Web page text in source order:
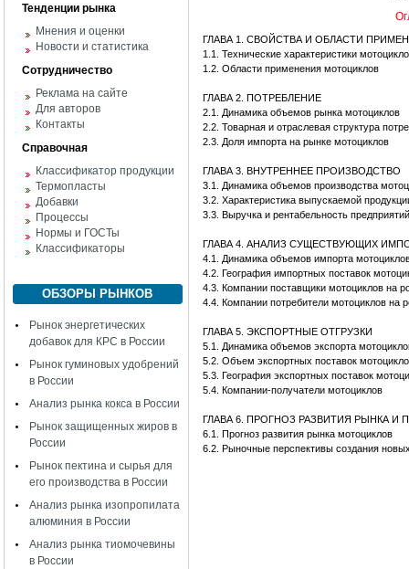
Тенденции рынка
Мнения и оценки
Новости и статистика
Сотрудничество
Реклама на сайте
Для авторов
Контакты
Справочная
Классификатор продукции
Термопласты
Добавки
Процессы
Нормы и ГОСТы
Классификаторы
ОБЗОРЫ РЫНКОВ
Рынок энергетических
добавок для КРС в России
Рынок гуминовых удобрений
в России
Анализ рынка кокса в России
Рынок защищенных жиров в
России
Рынок пектина и сырья для
его производства в России
Анализ рынка изопропилата
алюминия в России
Анализ рынка тиомочевины
в России
ГЛАВА 1. СВОЙСТВА И ОБЛАСТИ
1.1. Технические характеристики
1.2. Области применения мотоциклов
ГЛАВА 2. ПОТРЕБЛЕНИЕ
2.1. Динамика объемов рынка мотоциклов
2.2. Товарная и отраслевая структура
2.3. Доля импорта на рынке мотоциклов
ГЛАВА 3. ВНУТРЕННЕЕ ПРОИЗВОДСТВО
3.1. Динамика объемов производства
3.2. Характеристика выпускаемой
3.3. Выручка и рентабельность
ГЛАВА 4. АНАЛИЗ СУЩЕСТВУЮЩИХ
4.1. Динамика объемов импорта
4.2. География импортных поставок
4.3. Компании поставщики мотоциклов на
4.4. Компании потребители мотоциклов на
ГЛАВА 5. ЭКСПОРТНЫЕ ОТГРУЗКИ
5.1. Динамика объемов экспорта
5.2. Объем экспортных поставок
5.3. География экспортных поставок
5.4. Компании-получатели мотоциклов
ГЛАВА 6. ПРОГНОЗ РАЗВИТИЯ РЫНКА
6.1. Прогноз развития рынка мотоциклов
6.2. Рыночные перспективы создания